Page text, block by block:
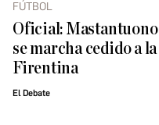
FÚTBOL
Oficial: Mastantuono
se marcha cedido a la
Firentina
El Debate